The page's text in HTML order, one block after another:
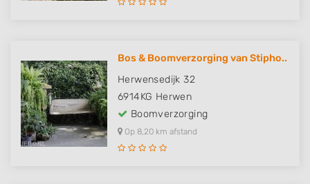
Bos & Boomverzorging van Stipho..
Herwensedijk 32
6914KG Herwen
Boomverzorging
Op 8,20 km afstand